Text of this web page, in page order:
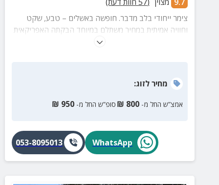
צימר ייחודי בלב מדבר. חופשה באשלים – טבע, שקט
וחוויה אמיתית במחיר משתלם במיוחד הבקתה האפריקאית
היא הרבה מעבר למקום לינה – היא חוויה של רוגע וחיבור
למחיר, בלי להתפשר על חוויה.
מחירלזוג:
אמצ”ש החל מ- 800
₪ סופ”ש החל מ- 950
₪
WhatsApp
053-8095013